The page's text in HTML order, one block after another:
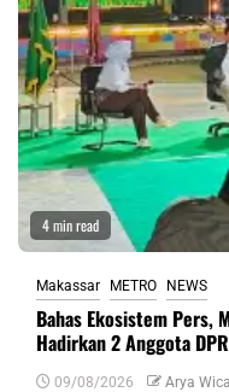
4 min read
Makassar METRO NEWS
Bahas Ekosistem Pers,
Hadirkan 2 Anggota DPR
09/08/2026 Arya